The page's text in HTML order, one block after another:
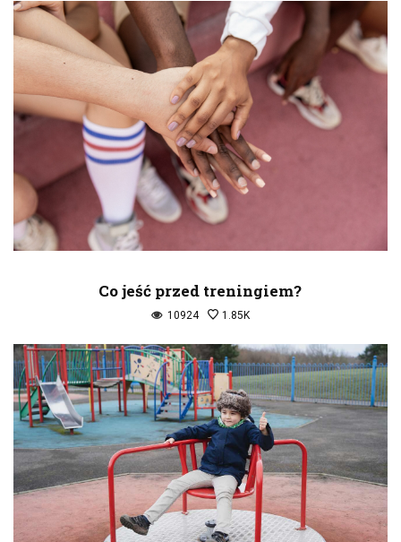
Co jeść przed treningiem?
10924 1.85K